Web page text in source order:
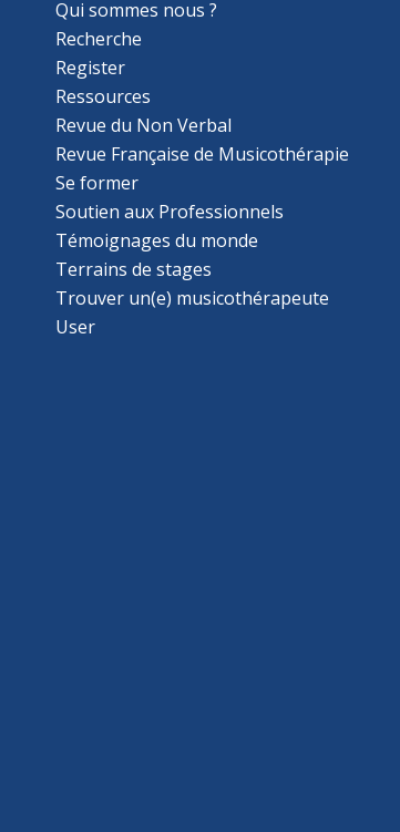
Qui sommes nous ?
Recherche
Register
Ressources
Revue du Non Verbal
Revue Française de Musicothérapie
Se former
Soutien aux Professionnels
Témoignages du monde
Terrains de stages
Trouver un(e) musicothérapeute
User